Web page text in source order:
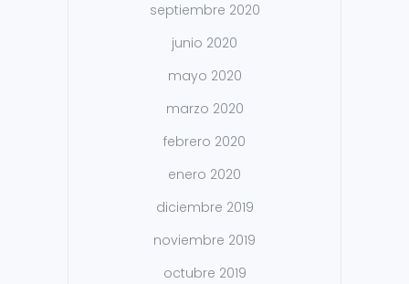
septiembre 2020
junio 2020
mayo 2020
marzo 2020
febrero 2020
enero 2020
diciembre 2019
noviembre 2019
octubre 2019